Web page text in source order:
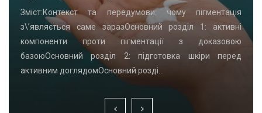
Зміст:Контекст та передумови: чому пігментація
з\’являється саме заразОсновний розділ 1: активні
компоненти проти пігментації з доказовою
базоюОсновний розділ 2: підготовка шкіри перед
активним доглядомОсновний розді…